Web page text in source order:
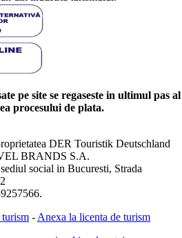
pe site se regaseste in ultimul pas al
procesului de plata.
DER Touristik Deutschland
BRANDS S.A.
social in Bucuresti, Strada
- Anexa la licenta de turism